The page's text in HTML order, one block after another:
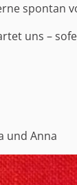
spontan
uns –
und Anna